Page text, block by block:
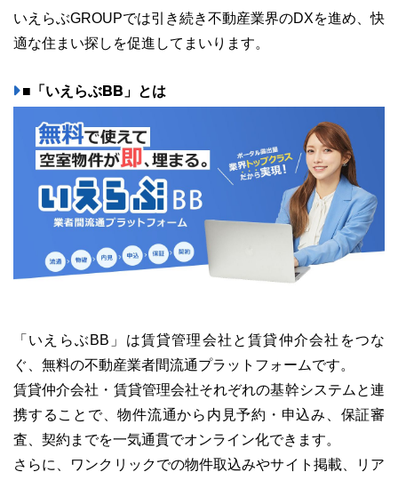
いえらぶGROUPでは引き続き不動産業界のDXを進め、快
適な住まい探しを促進してまいります。
■「いえらぶBB」とは
「いえらぶBB」は賃貸管理会社と賃貸仲介会社をつな
ぐ、無料の不動産業者間流通プラットフォームです。
賃貸仲介会社・賃貸管理会社それぞれの基幹システムと連
携することで、物件流通から内見予約・申込み、保証審
査、契約までを一気通貫でオンライン化できます。
さらに、ワンクリックでの物件取込みやサイト掲載、リア